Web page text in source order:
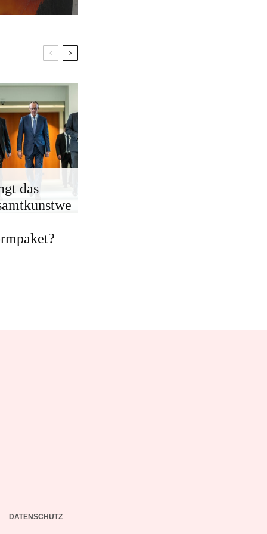
das
DATENSCHUTZ